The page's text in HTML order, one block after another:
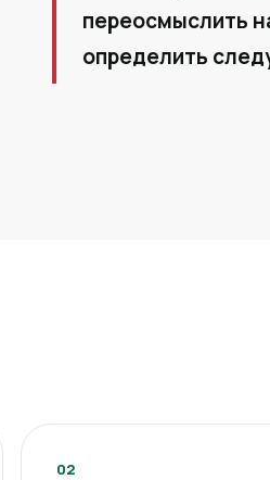
переосмыслить
определить
02